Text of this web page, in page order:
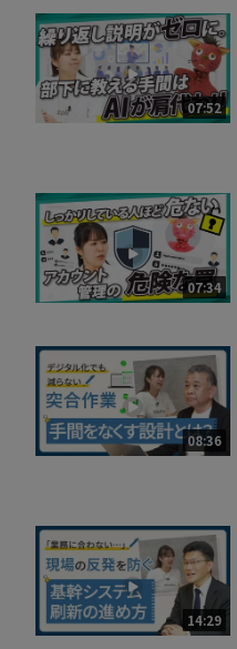
07:52
07:34
08:36
14:29